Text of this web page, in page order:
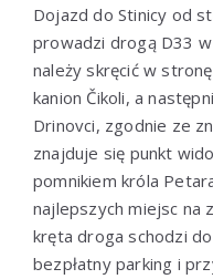
Dojazd do Stinicy od
prowadzi drogą D33 w
należy skręcić w
kanion Čikoli, a
Drinovci, zgodnie ze
znajduje się punkt
pomnikiem króla
najlepszych miejsc na
kręta droga schodzi
bezpłatny parking i